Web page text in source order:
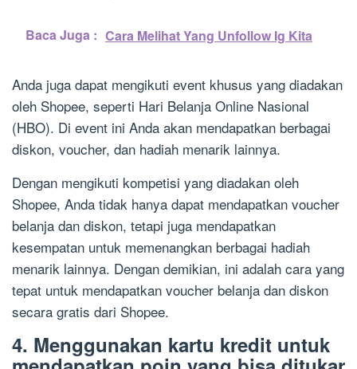
Baca Juga : Cara Melihat Yang Unfollow Ig Kita
Anda juga dapat mengikuti event khusus yang diadakan
oleh Shopee, seperti Hari Belanja Online Nasional
(HBO). Di event ini Anda akan mendapatkan berbagai
diskon, voucher, dan hadiah menarik lainnya.
Dengan mengikuti kompetisi yang diadakan oleh
Shopee, Anda tidak hanya dapat mendapatkan voucher
belanja dan diskon, tetapi juga mendapatkan
kesempatan untuk memenangkan berbagai hadiah
menarik lainnya. Dengan demikian, ini adalah cara yang
tepat untuk mendapatkan voucher belanja dan diskon
secara gratis dari Shopee.
4. Menggunakan kartu kredit untuk